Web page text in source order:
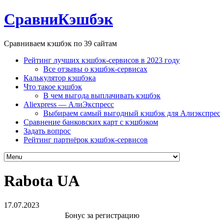
СравниКэшбэк
Сравниваем кэшбэк по 39 сайтам
Рейтинг лучших кэшбэк-сервисов в 2023 году
Все отзывы о кэшбэк-сервисах
Калькулятор кэшбэка
Что такое кэшбэк
В чем выгода выплачивать кэшбэк
Aliexpress — АлиЭкспресс
Выбираем самый выгодный кэшбэк для
Сравнение банковских карт с кэшбэком
Задать вопрос
Рейтинг партнёрок кэшбэк-сервисов
Rabota UA
17.07.2023
Бонус за регистрацию